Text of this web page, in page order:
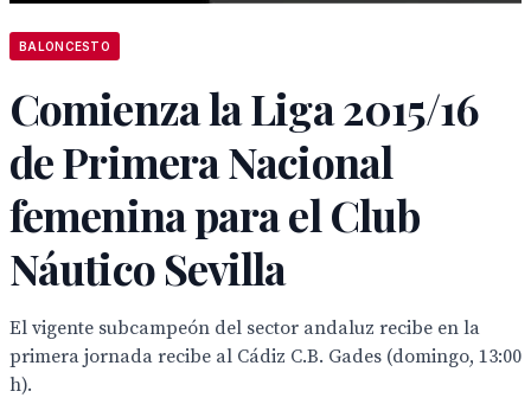
BALONCESTO
Comienza la Liga 2015/16
de Primera Nacional
femenina para el Club
Náutico Sevilla
El vigente subcampeón del sector andaluz recibe en la
primera jornada recibe al Cádiz C.B. Gades (domingo, 13:00
h).